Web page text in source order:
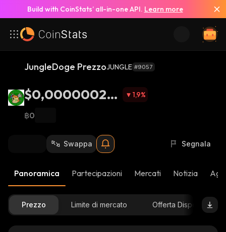
Build with CoinStats’ all-in-one API. Learn more
JungleDoge PrezzoJUNGLE #9057
$0,000000268
9
1,9%
฿0
Swappa Segnala
Panoramica Partecipazioni Mercati Notizia
Prezzo Limite di mercato Offerta Disponibile